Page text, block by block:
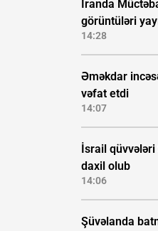
İranda
görüntüləri
14:28
Əməkdar
vəfat etdi
14:07
İsrail
daxil olub
14:06
Şüvəlanda